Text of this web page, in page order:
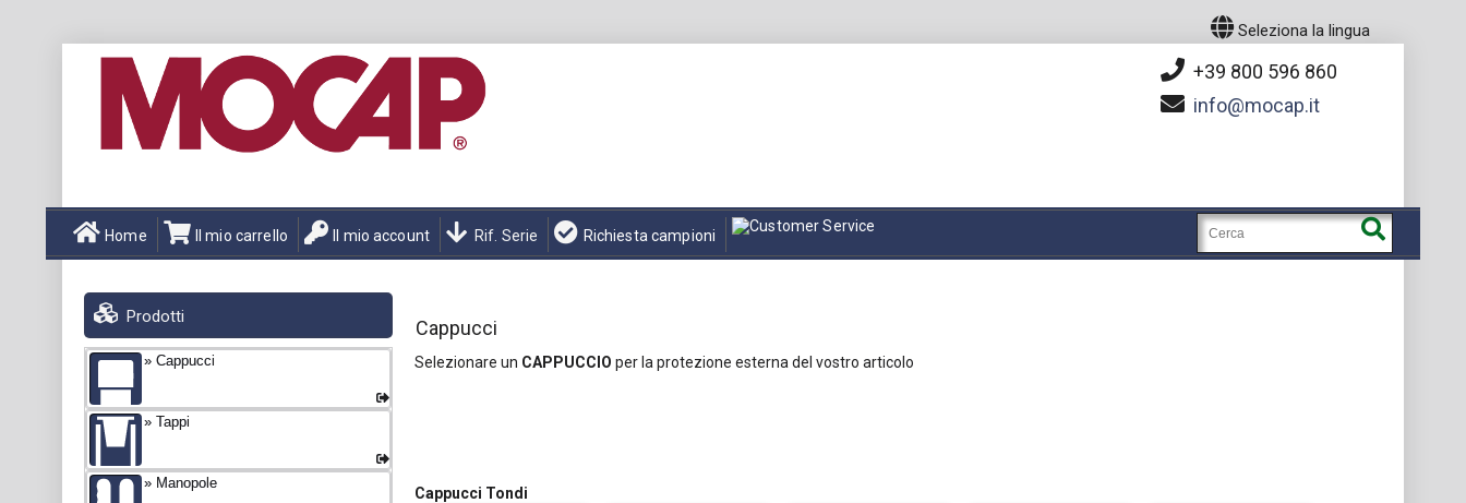
Seleziona la lingua
+39 800 596 860
info
mocap.it
Home Il mio carrello Il mio account Rif. Serie Richiesta campioni
Cappucci
Selezionare un CAPPUCCIO per la protezione esterna del vostro articolo
Cappucci Tondi
Prodotti
Cappucci
Tappi
Manopole